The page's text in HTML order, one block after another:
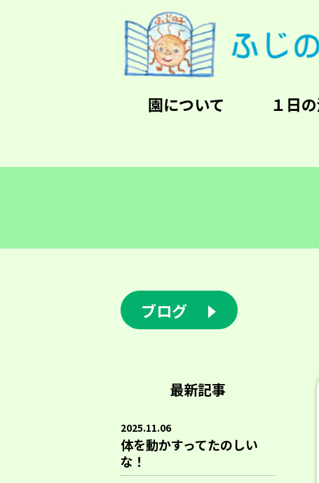
園について １日
ブログ
最新記事
2025.11.06
体を動かすってたのしい
な！